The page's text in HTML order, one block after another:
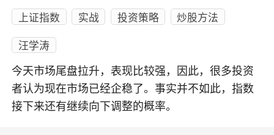
上证指数 实战 投资策略
炒股方法
汪学涛
今天市场尾盘拉升，表现比较强，因此，很多投资
者认为现在市场已经企稳了。事实并不如此，指数
接下来还有继续向下调整的概率。